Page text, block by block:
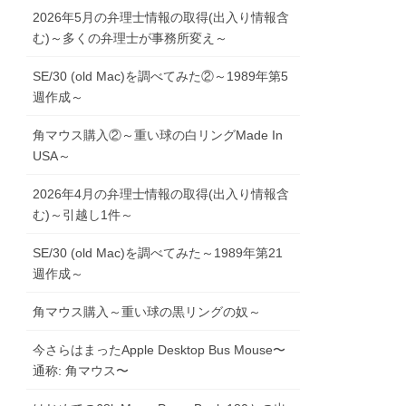
2026年5月の弁理士情報の取得(出入り情報含
む)～多くの弁理士が事務所変え～
SE/30 (old Mac)を調べてみた②～1989年第5
週作成～
角マウス購入②～重い球の白リングMade In
USA～
2026年4月の弁理士情報の取得(出入り情報含
む)～引越し1件～
SE/30 (old Mac)を調べてみた～1989年第21
週作成～
角マウス購入～重い球の黒リングの奴～
今さらはまったApple Desktop Bus Mouse〜
通称: 角マウス〜